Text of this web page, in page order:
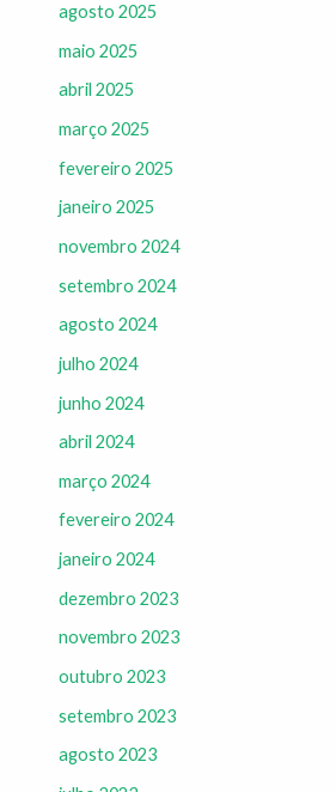
agosto 2025
maio 2025
abril 2025
março 2025
fevereiro 2025
janeiro 2025
novembro 2024
setembro 2024
agosto 2024
julho 2024
junho 2024
abril 2024
março 2024
fevereiro 2024
janeiro 2024
dezembro 2023
novembro 2023
outubro 2023
setembro 2023
agosto 2023